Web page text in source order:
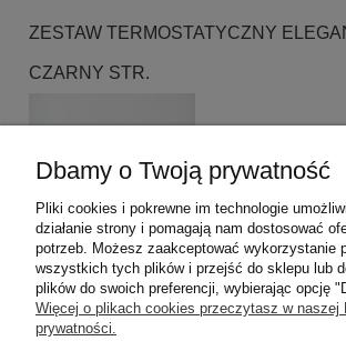
ZESTAW TERMOSTATYCZNY
CZARNY STR.
Pomoc
Dbamy o Twoją prywatność
Pliki cookies i pokrewne im technologie
działanie strony i pomagają nam dostosować
potrzeb. Możesz zaakceptować wykorzystanie
wszystkich tych plików i przejść do sklepu lub
plików do swoich preferencji, wybierając opcję
Więcej o plikach cookies przeczytasz w naszej
prywatności.